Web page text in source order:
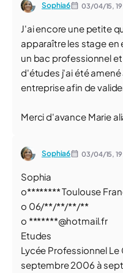
Sophia6 03/04/15,
J'ai encore une petite
apparaître les stage en
un bac professionnel
d'études j'ai été amené
entreprise afin de
Merci d'avance Marie
Sophia6 03/04/15,
Sophia
o******** Toulouse
o 06/**/**/**/**
o *******@hotmail.fr
Etudes
Lycée Professionnel
septembre 2006 à